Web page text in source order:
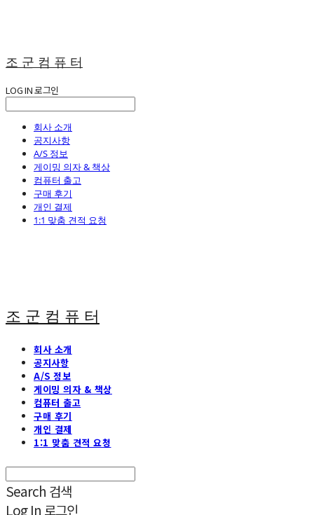
조 군 컴 퓨 터
LOG IN로그인
회사 소개
공지사항
A/S 정보
게이밍 의자 & 책상
컴퓨터 출고
구매 후기
개인 결제
1:1 맞춤 견적 요청
조 군 컴 퓨 터
회사 소개
공지사항
A/S 정보
게이밍 의자 & 책상
컴퓨터 출고
구매 후기
개인 결제
1:1 맞춤 견적 요청
Search 검색
Log In 로그인